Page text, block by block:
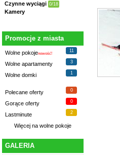
Czynne wyciągi 0/18
Kamery
Promocje z miasta
Wolne pokojenowość!
11
Wolne apartamenty 3
Wolne domki 1
Polecane oferty 0
Gorące oferty 0
Lastminute 2
Więcej na wolne pokoje
GALERIA